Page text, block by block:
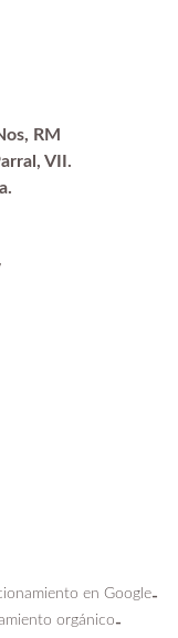
RM
VII.
en Google-
orgánico-